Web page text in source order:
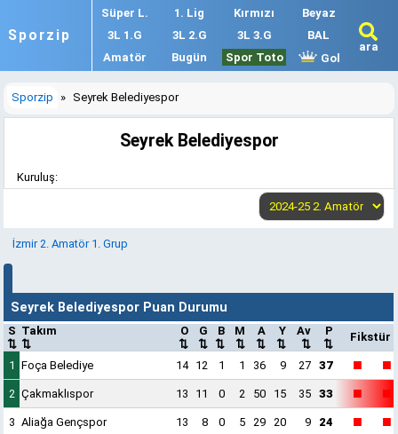
Sporzip
Süper L. 1. Lig Kırmızı
Beyaz
3L 1.G
3L 2.G 3L 3.G
BAL
Amatör
Bugün Spor Toto Gol
ara
Sporzip » Seyrek Belediyespor
Seyrek Belediyespor
Kuruluş:
İzmir 2. Amatör 1. Grup
Seyrek Belediyespor Puan Durumu
S
⇅
Takım
⇅
O
⇅
G
⇅
B
⇅
M
⇅
A
⇅
Y
⇅
Av
⇅
P
⇅
Fikstür
1 Foça Belediye 14 12 1 1 36 9 27 37 ■ ■
2 Çakmaklıspor 13 11 0 2 50 15 35 33 ■ ■
3 Aliağa Gençspor 13 8 0 5 29 20 9 24 ■ ■